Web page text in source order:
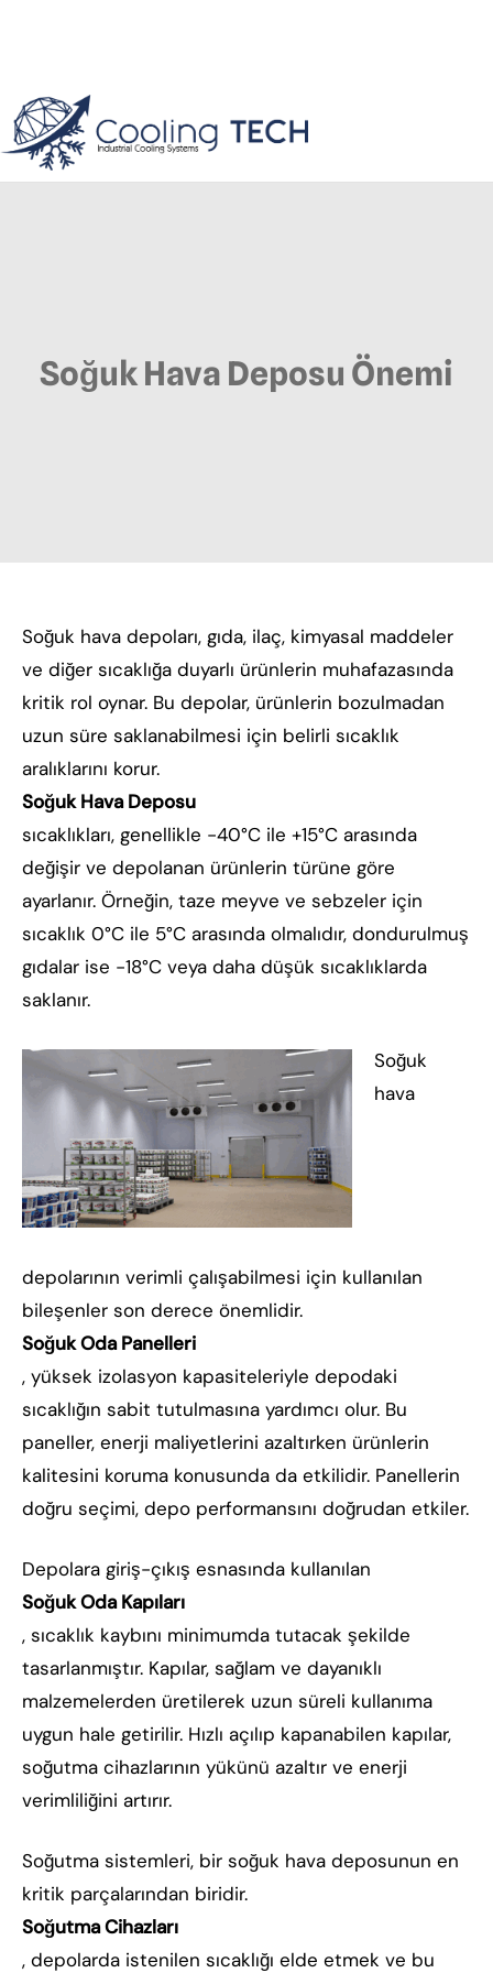
Soğuk Hava Deposu Önemi
Soğuk hava depoları, gıda, ilaç, kimyasal maddeler
ve diğer sıcaklığa duyarlı ürünlerin muhafazasında
kritik rol oynar. Bu depolar, ürünlerin bozulmadan
uzun süre saklanabilmesi için belirli sıcaklık
aralıklarını korur.
Soğuk Hava Deposu
sıcaklıkları, genellikle -40°C ile +15°C arasında
değişir ve depolanan ürünlerin türüne göre
ayarlanır. Örneğin, taze meyve ve sebzeler için
sıcaklık 0°C ile 5°C arasında olmalıdır, dondurulmuş
gıdalar ise -18°C veya daha düşük sıcaklıklarda
saklanır.
Soğuk
hava
depolarının verimli çalışabilmesi için kullanılan
bileşenler son derece önemlidir.
Soğuk Oda Panelleri
, yüksek izolasyon kapasiteleriyle depodaki
sıcaklığın sabit tutulmasına yardımcı olur. Bu
paneller, enerji maliyetlerini azaltırken ürünlerin
kalitesini koruma konusunda da etkilidir. Panellerin
doğru seçimi, depo performansını doğrudan etkiler.
Depolara giriş-çıkış esnasında kullanılan
Soğuk Oda Kapıları
, sıcaklık kaybını minimumda tutacak şekilde
tasarlanmıştır. Kapılar, sağlam ve dayanıklı
malzemelerden üretilerek uzun süreli kullanıma
uygun hale getirilir. Hızlı açılıp kapanabilen kapılar,
soğutma cihazlarının yükünü azaltır ve enerji
verimliliğini artırır.
Soğutma sistemleri, bir soğuk hava deposunun en
kritik parçalarından biridir.
Soğutma Cihazları
, depolarda istenilen sıcaklığı elde etmek ve bu